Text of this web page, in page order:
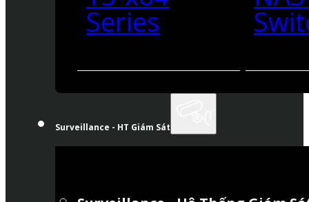
Series
Surveillance - HT Giám Sát